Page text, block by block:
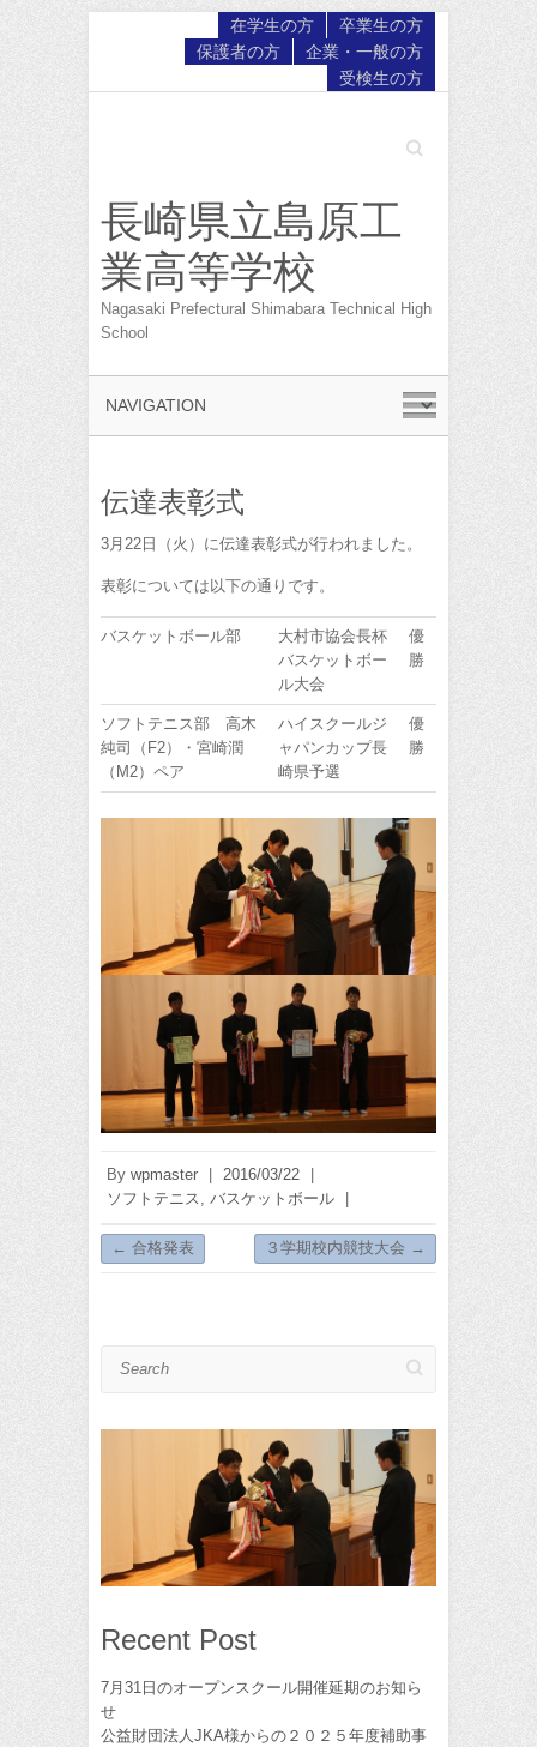
卒業生の方
在学生の方
企業・一般の方
保護者の方
受検生の方
Search
長崎県立島原工
業高等学校
Nagasaki Prefectural Shimabara Technical High
School
伝達表彰式
3月22日（火）に伝達表彰式が行われました。
表彰については以下の通りです。
バスケットボール部
大村市協会長杯
バスケットボー
ル大会
優
勝
ソフトテニス部 高木
純司（F2）・宮崎潤
（M2）ペア
ハイスクールジ
ャパンカップ長
崎県予選
優
勝
By wpmaster | 2016/03/22
|
ソフトテニス
バスケットボール |
← 合格発表 ３学期校内競技大会 →
Recent Post
7月31日のオープンスクール開催延期のお知ら
せ
公益財団法人JKA様からの２０２５年度補助事